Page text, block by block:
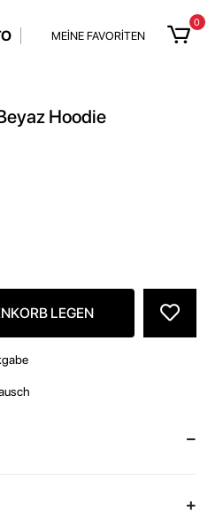
MEİNE FAVORİTEN
0
Hoodie
LEGEN